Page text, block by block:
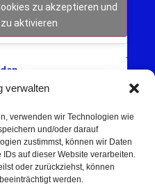
verwalten
verwenden wir Technologien wie
und/oder darauf
zustimmst, können wir Daten
auf dieser Website verarbeiten.
oder zurückziehst, können
werden.
Nachrichten,
zu akzeptieren und
aktivieren